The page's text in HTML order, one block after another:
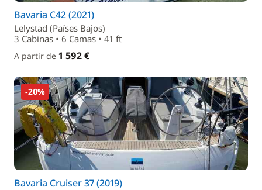
Bavaria C42 (2021)
Lelystad (Países Bajos)
3 Cabinas • 6 Camas • 41 ft
A partir de 1 592 €
-20%
Bavaria Cruiser 37 (2019)